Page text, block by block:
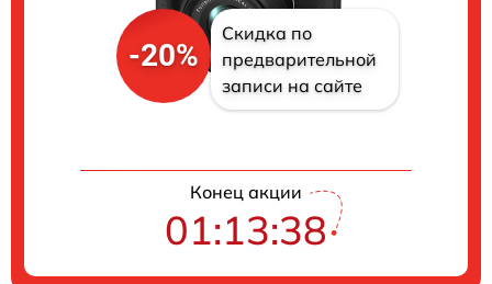
-20%
Скидка по
предварительной
записи на сайте
Конец акции
01:13:37